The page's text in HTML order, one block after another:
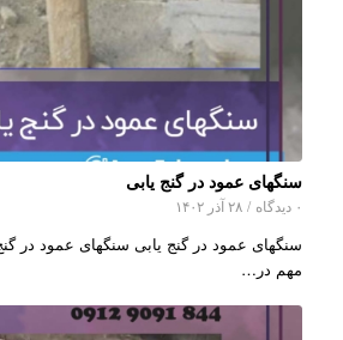
سنگهای عمود در گنج یابی
۰ دیدگاه / ۲۸ آذر ۱۴۰۲
سنگهای عمود در گنج یابی سنگهای عمود در
مهم در…